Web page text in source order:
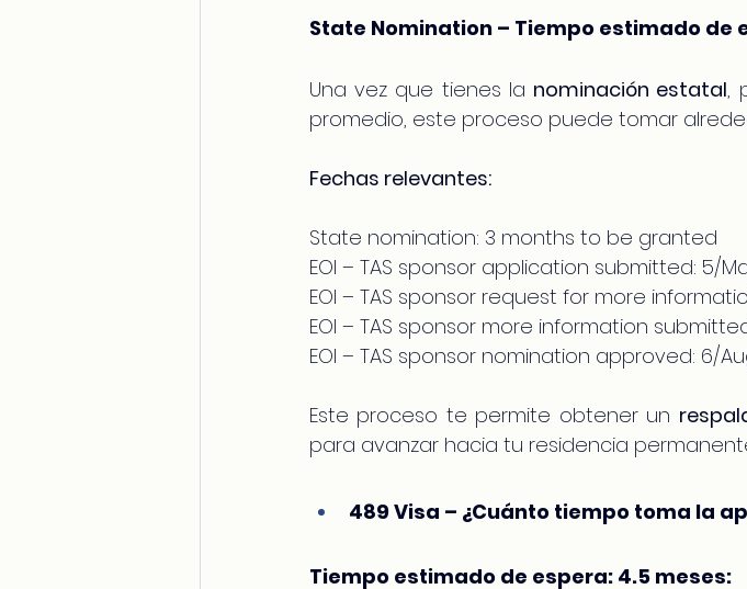
State Nomination – Tiempo estimado de
Una vez que tienes la nominación estatal,
promedio, este proceso puede tomar
Fechas relevantes:
State nomination: 3 months to be granted
EOI – TAS sponsor application submitted: 5/
EOI – TAS sponsor request for more
EOI – TAS sponsor more information
EOI – TAS sponsor nomination approved: 6/
Este proceso te permite obtener un
para avanzar hacia tu residencia
489 Visa – ¿Cuánto tiempo toma la
Tiempo estimado de espera: 4.5 meses: